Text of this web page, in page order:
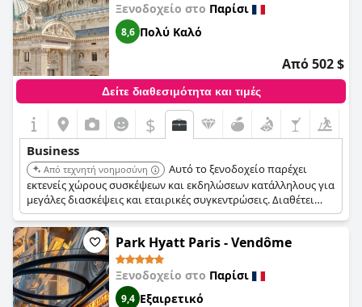
Ξενοδοχείο στο Παρίσι
8,6 Πολύ Καλό
Από 502 $
Δείτε διαθεσιμότητα και τιμές
$
Business
Από τεχνητή νοημοσύνη
Αυτό το ξενοδοχείο παρέχει
εκτενείς χώρους συσκέψεων και εκδηλώσεων κατάλληλους για
μεγάλες διασκέψεις και εταιρικές συγκεντρώσεις. Διαθέτει
σύγχρονες επιχειρηματικές ανέσεις και επαγγελματικές
υπηρεσίες οργάνωσης εκδηλώσεων. Η ιστορική του σημασία
και η προνομιακή του τοποθεσία προσθέτουν στην
ελκυστικότητά του για τους επαγγελματίες ταξιδιώτες.
Park Hyatt Paris - Vendôme
Ξενοδοχείο στο Παρίσι
9,4 Εξαιρετικό